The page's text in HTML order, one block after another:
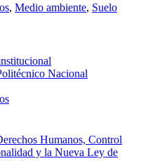
, Medio ambiente, Suelo
Nacional
Humanos, Control
y la Nueva Ley de